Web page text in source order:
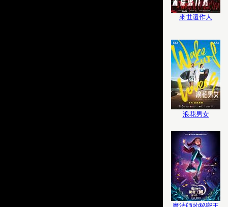
來世還作人
浪花男女